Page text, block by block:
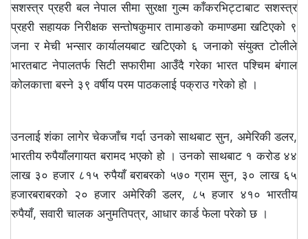
सशस्त्र प्रहरी बल नेपाल सीमा सुरक्षा गुल्म काँकरभिट्टाबाट सशस्त्र
प्रहरी सहायक निरीक्षक सन्तोषकुमार तामाङको कमाण्डमा खटिएको ९
जना र मेची भन्सार कार्यालयबाट खटिएको ६ जनाको संयुक्त टोलीले
भारतबाट नेपालतर्फ सिटी सफारीमा आउँदै गरेका भारत पश्चिम बंगाल
कोलकात्ता बस्ने ३९ वर्षीय परम पाठकलाई पक्राउ गरेको हो ।
उनलाई शंका लागेर चेकजाँच गर्दा उनको साथबाट सुन, अमेरिकी डलर,
भारतीय रुपैयाँलगायत बरामद भएको हो । उनको साथबाट १ करोड ४४
लाख ३० हजार ८१५ रुपैयाँ बराबरको ५७० ग्राम सुन, ३० लाख ६५
हजारबराबरको २० हजार अमेरिकी डलर, ८५ हजार ४१० भारतीय
रुपैयाँ, सवारी चालक अनुमतिपत्र, आधार कार्ड फेला परेको छ ।